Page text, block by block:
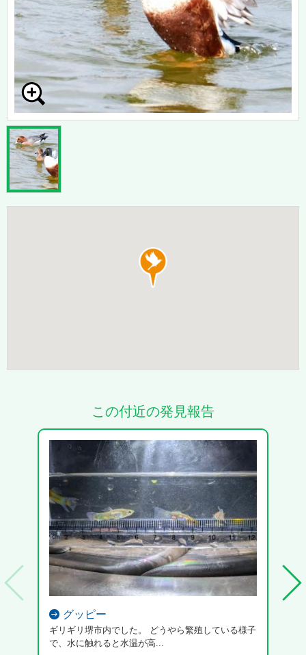
この付近の発見報告
グッピー
ギリギリ堺市内でした。 どうやら繁殖している様子
で、水に触れると水温が高...